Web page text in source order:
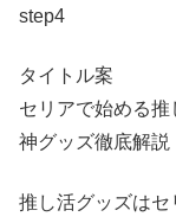
step4
タイトル案
セリアで始める
神グッズ徹底解説
推し活グッズはセ